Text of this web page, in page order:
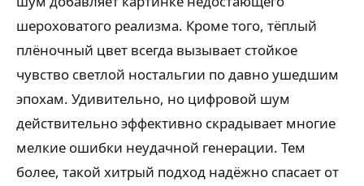
шероховатого реализма. Кроме того, тёплый
плёночный цвет всегда вызывает стойкое
чувство светлой ностальгии по давно ушедшим
эпохам. Удивительно, но цифровой шум
действительно эффективно скрадывает многие
мелкие ошибки неудачной генерации. Тем
более, такой хитрый подход надёжно спасает от